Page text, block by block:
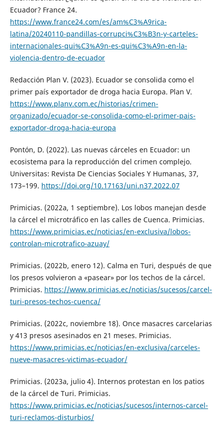
Ecuador? France 24.
https://www.france24.com/es/am%C3%A9rica-
latina/20240110-pandillas-corrupci%C3%B3n-y-carteles-
internacionales-qui%C3%A9n-es-qui%C3%A9n-en-la-
violencia-dentro-de-ecuador
Redacción Plan V. (2023). Ecuador se consolida como el
primer país exportador de droga hacia Europa. Plan V.
https://www.planv.com.ec/historias/crimen-
organizado/ecuador-se-consolida-como-el-primer-pais-
exportador-droga-hacia-europa
Pontón, D. (2022). Las nuevas cárceles en Ecuador: un
ecosistema para la reproducción del crimen complejo.
Universitas: Revista De Ciencias Sociales Y Humanas, 37,
173–199. https://doi.org/10.17163/uni.n37.2022.07
Primicias. (2022a, 1 septiembre). Los lobos manejan desde
la cárcel el microtráfico en las calles de Cuenca. Primicias.
https://www.primicias.ec/noticias/en-exclusiva/lobos-
controlan-microtrafico-azuay/
Primicias. (2022b, enero 12). Calma en Turi, después de que
los presos volvieron a «pasear» por los techos de la cárcel.
Primicias. https://www.primicias.ec/noticias/sucesos/carcel-
turi-presos-techos-cuenca/
Primicias. (2022c, noviembre 18). Once masacres carcelarias
y 413 presos asesinados en 21 meses. Primicias.
https://www.primicias.ec/noticias/en-exclusiva/carceles-
nueve-masacres-victimas-ecuador/
Primicias. (2023a, julio 4). Internos protestan en los patios
de la cárcel de Turi. Primicias.
https://www.primicias.ec/noticias/sucesos/internos-carcel-
turi-reclamos-disturbios/